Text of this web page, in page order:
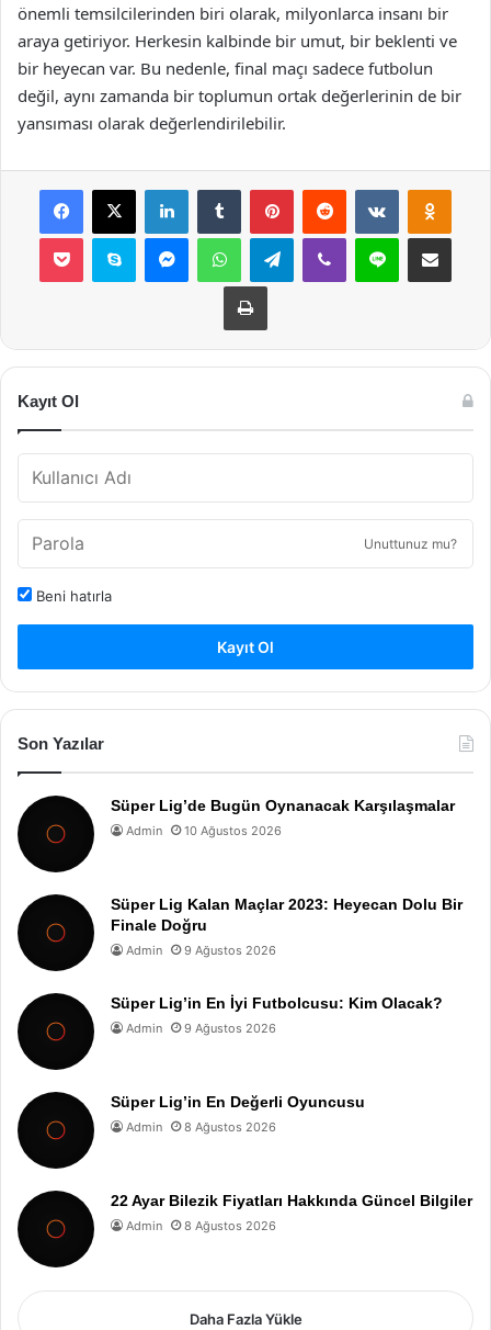
önemli temsilcilerinden biri olarak, milyonlarca insanı bir
araya getiriyor. Herkesin kalbinde bir umut, bir beklenti ve
bir heyecan var. Bu nedenle, final maçı sadece futbolun
değil, aynı zamanda bir toplumun ortak değerlerinin de bir
yansıması olarak değerlendirilebilir.
Facebook
X LinkedInTumblr PinterestReddit VKontakte
Pocket Skype MessengerWhatsAppTelegramViber Line E-Posta ile
Yazdır
Kayıt Ol
Unuttunuz mu?
Beni hatırla
Kayıt Ol
Son Yazılar
Süper Lig’de Bugün Oynanacak Karşılaşmalar
Admin 10 Ağustos 2026
Süper Lig Kalan Maçlar 2023: Heyecan Dolu Bir
Finale Doğru
Admin 9 Ağustos 2026
Süper Lig’in En İyi Futbolcusu: Kim Olacak?
Admin 9 Ağustos 2026
Süper Lig’in En Değerli Oyuncusu
Admin 8 Ağustos 2026
22 Ayar Bilezik Fiyatları Hakkında Güncel Bilgiler
Admin 8 Ağustos 2026
Daha Fazla Yükle